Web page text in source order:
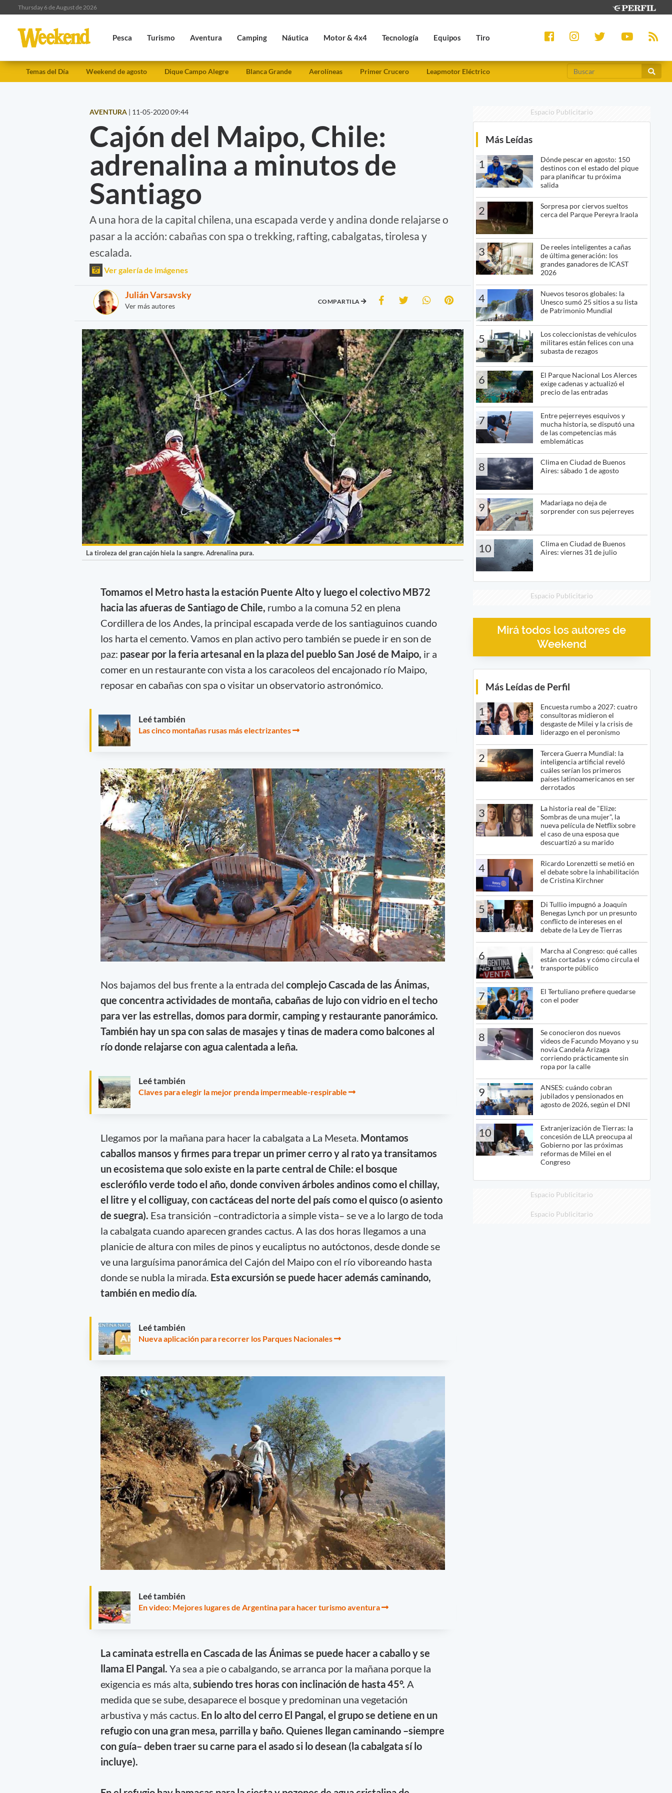
Thursday 6 de August de 2026
Pesca Turismo Aventura Camping Náutica Motor & 4x4 Tecnología Equipos Tiro
Temas del Día Weekend de agosto Dique Campo Alegre Blanca Grande Aerolíneas Primer Crucero Leapmotor Eléctrico
AVENTURA | 11-05-2020 09:44
Cajón del Maipo, Chile:
adrenalina a minutos de
Santiago
A una hora de la capital chilena, una escapada verde y andina donde relajarse o
pasar a la acción: cabañas con spa o trekking, rafting, cabalgatas, tirolesa y
escalada.
Ver galería de imágenes
Julián Varsavsky
Ver más autores
COMPARTILA
La tiroleza del gran cajón hiela la sangre. Adrenalina pura.
Tomamos el Metro hasta la estación Puente Alto y luego el colectivo MB72
hacia las afueras de Santiago de Chile, rumbo a la comuna 52 en plena
Cordillera de los Andes, la principal escapada verde de los santiaguinos cuando
los harta el cemento. Vamos en plan activo pero también se puede ir en son de
paz: pasear por la feria artesanal en la plaza del pueblo San José de Maipo, ir a
comer en un restaurante con vista a los caracoleos del encajonado río Maipo,
reposar en cabañas con spa o visitar un observatorio astronómico.
Leé también
Las cinco montañas rusas más electrizantes
Nos bajamos del bus frente a la entrada del complejo Cascada de las Ánimas,
que concentra actividades de montaña, cabañas de lujo con vidrio en el techo
para ver las estrellas, domos para dormir, camping y restaurante panorámico.
También hay un spa con salas de masajes y tinas de madera como balcones al
río donde relajarse con agua calentada a leña.
Leé también
Claves para elegir la mejor prenda impermeable-respirable
Llegamos por la mañana para hacer la cabalgata a La Meseta. Montamos
caballos mansos y firmes para trepar un primer cerro y al rato ya transitamos
un ecosistema que solo existe en la parte central de Chile: el bosque
esclerófilo verde todo el año, donde conviven árboles andinos como el chillay,
el litre y el colliguay, con cactáceas del norte del país como el quisco (o asiento
de suegra). Esa transición –contradictoria a simple vista– se ve a lo largo de toda
la cabalgata cuando aparecen grandes cactus. A las dos horas llegamos a una
planicie de altura con miles de pinos y eucaliptus no autóctonos, desde donde se
ve una larguísima panorámica del Cajón del Maipo con el río viboreando hasta
donde se nubla la mirada. Esta excursión se puede hacer además caminando,
también en medio día.
Leé también
Nueva aplicación para recorrer los Parques Nacionales
Leé también
En video: Mejores lugares de Argentina para hacer turismo aventura
La caminata estrella en Cascada de las Ánimas se puede hacer a caballo y se
llama El Pangal. Ya sea a pie o cabalgando, se arranca por la mañana porque la
exigencia es más alta,subiendo tres horas con inclinación de hasta 45°. A
medida que se sube, desaparece el bosque y predominan una vegetación
arbustiva y más cactus. En lo alto del cerro El Pangal, el grupo se detiene en un
refugio con una gran mesa, parrilla y baño. Quienes llegan caminando –siempre
con guía– deben traer su carne para el asado si lo desean (la cabalgata sí lo
incluye).
Espacio Publicitario
Más Leídas
1
Dónde pescar en agosto: 150
destinos con el estado del pique
para planificar tu próxima
salida
2
Sorpresa por ciervos sueltos
cerca del Parque Pereyra Iraola
3
De reeles inteligentes a cañas
de última generación: los
grandes ganadores de ICAST
2026
4
Nuevos tesoros globales: la
Unesco sumó 25 sitios a su lista
de Patrimonio Mundial
5
Los coleccionistas de vehículos
militares están felices con una
subasta de rezagos
6
El Parque Nacional Los Alerces
exige cadenas y actualizó el
precio de las entradas
7
Entre pejerreyes esquivos y
mucha historia, se disputó una
de las competencias más
emblemáticas
8
Clima en Ciudad de Buenos
Aires: sábado 1 de agosto
9
Madariaga no deja de
sorprender con sus pejerreyes
10
Clima en Ciudad de Buenos
Aires: viernes 31 de julio
Espacio Publicitario
Mirá todos los autores de
Weekend
Más Leídas de Perfil
1
Encuesta rumbo a 2027: cuatro
consultoras midieron el
desgaste de Milei y la crisis de
liderazgo en el peronismo
2
Tercera Guerra Mundial: la
inteligencia artificial reveló
cuáles serían los primeros
países latinoamericanos en ser
derrotados
3
La historia real de "Elize:
Sombras de una mujer", la
nueva película de Netflix sobre
el caso de una esposa que
descuartizó a su marido
4
Ricardo Lorenzetti se metió en
el debate sobre la inhabilitación
de Cristina Kirchner
5
Di Tullio impugnó a Joaquín
Benegas Lynch por un presunto
conflicto de intereses en el
debate de la Ley de Tierras
6
Marcha al Congreso: qué calles
están cortadas y cómo circula el
transporte público
7
El Tertuliano prefiere quedarse
con el poder
8
Se conocieron dos nuevos
videos de Facundo Moyano y su
novia Candela Arizaga
corriendo prácticamente sin
ropa por la calle
9
ANSES: cuándo cobran
jubilados y pensionados en
agosto de 2026, según el DNI
10
Extranjerización de Tierras: la
concesión de LLA preocupa al
Gobierno por las próximas
reformas de Milei en el
Congreso
Espacio Publicitario
Espacio Publicitario